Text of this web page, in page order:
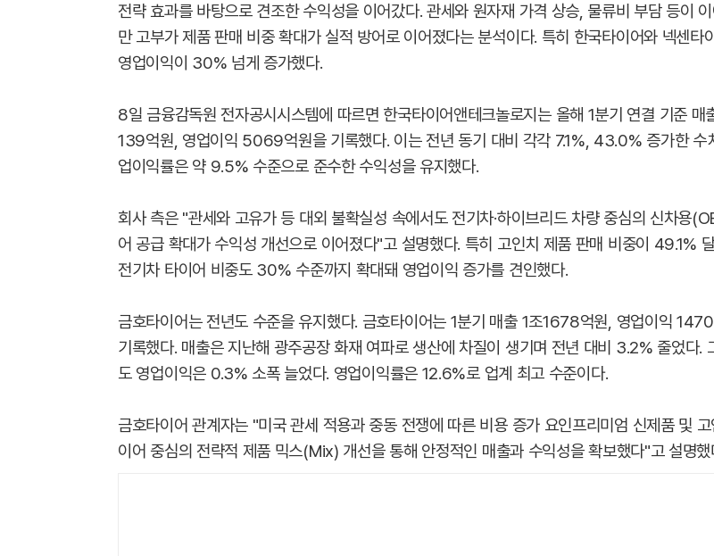
전략 효과를 바탕으로 견조한 수익성을 이어갔다. 관세와 원자재 가격 상승, 물류비 부담 등이 이
만 고부가 제품 판매 비중 확대가 실적 방어로 이어졌다는 분석이다. 특히 한국타이어와 넥센타
영업이익이 30% 넘게 증가했다.
8일 금융감독원 전자공시시스템에 따르면 한국타이어앤테크놀로지는 올해 1분기 연결 기준
139억원, 영업이익 5069억원을 기록했다. 이는 전년 동기 대비 각각 7.1%, 43.0% 증가한 수
업이익률은 약 9.5% 수준으로 준수한 수익성을 유지했다.
회사 측은 "관세와 고유가 등 대외 불확실성 속에서도 전기차·하이브리드 차량 중심의 신차용
어 공급 확대가 수익성 개선으로 이어졌다"고 설명했다. 특히 고인치 제품 판매 비중이 49.1%
전기차 타이어 비중도 30% 수준까지 확대돼 영업이익 증가를 견인했다.
금호타이어는 전년도 수준을 유지했다. 금호타이어는 1분기 매출 1조1678억원, 영업이익
기록했다. 매출은 지난해 광주공장 화재 여파로 생산에 차질이 생기며 전년 대비 3.2% 줄었다.
도 영업이익은 0.3% 소폭 늘었다. 영업이익률은 12.6%로 업계 최고 수준이다.
금호타이어 관계자는 "미국 관세 적용과 중동 전쟁에 따른 비용 증가 요인프리미엄 신제품 및
이어 중심의 전략적 제품 믹스(Mix) 개선을 통해 안정적인 매출과 수익성을 확보했다"고 설명했